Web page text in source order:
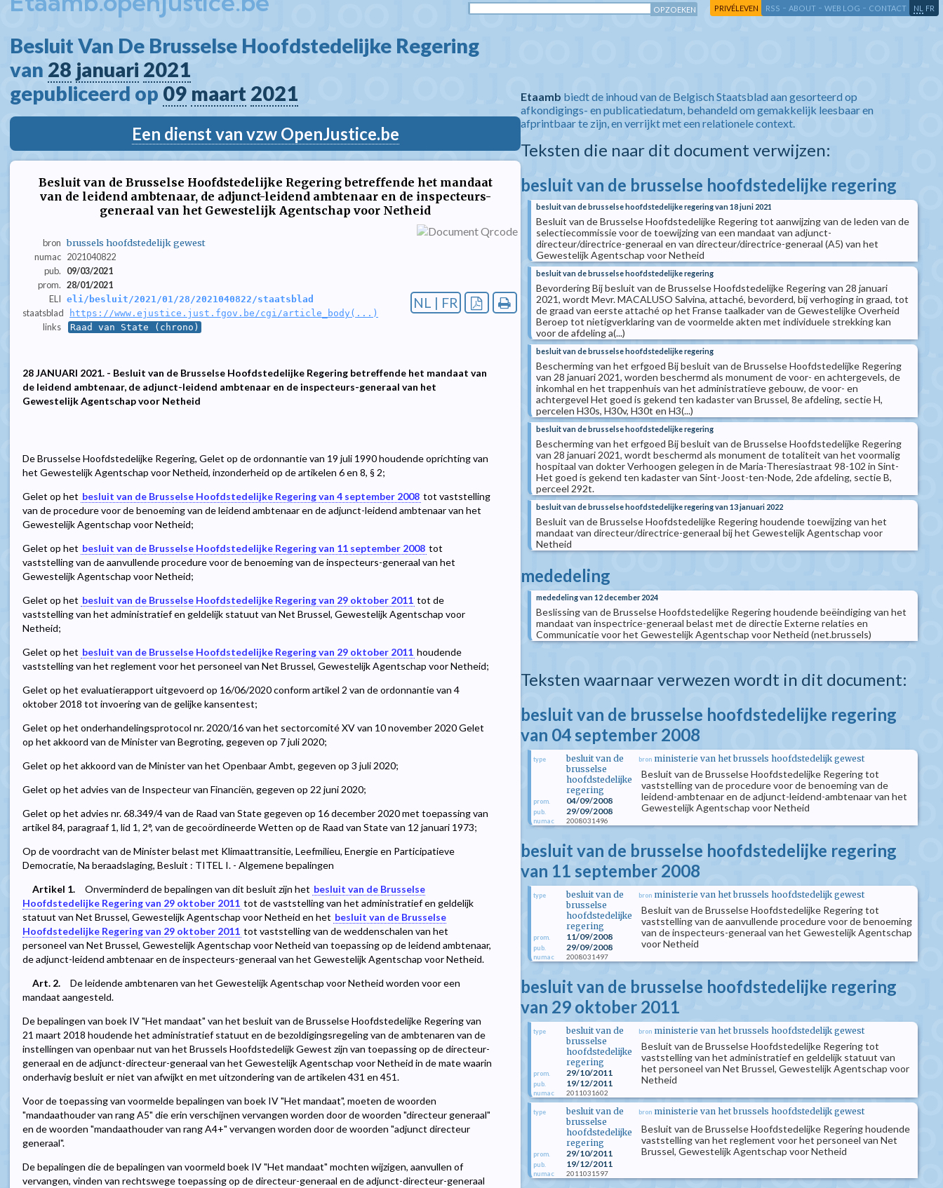
PRIVÉLEVEN RSS - ABOUT - WEB LOG - CONTACT NL FR
Besluit Van De Brusselse Hoofdstedelijke Regering
van 28 januari 2021
gepubliceerd op 09 maart 2021
Een dienst van vzw OpenJustice.be
Besluit van de Brusselse Hoofdstedelijke Regering betreffende het mandaat
van de leidend ambtenaar, de adjunct-leidend ambtenaar en de inspecteurs-
generaal van het Gewestelijk Agentschap voor Netheid
bron brussels hoofdstedelijk gewest
numac 2021040822
pub.
09/03/2021
prom. 28/01/2021
ELI eli/besluit/2021/01/28/2021040822/staatsblad
staatsblad https://www.ejustice.just.fgov.be/cgi/article_body(...)
links Raad van State (chrono)
NL | FR
28 JANUARI 2021. - Besluit van de Brusselse Hoofdstedelijke Regering betreffende het mandaat van
de leidend ambtenaar, de adjunct-leidend ambtenaar en de inspecteurs-generaal van het
Gewestelijk Agentschap voor Netheid
De Brusselse Hoofdstedelijke Regering, Gelet op de ordonnantie van 19 juli 1990 houdende oprichting van
het Gewestelijk Agentschap voor Netheid, inzonderheid op de artikelen 6 en 8, § 2;
Gelet op het besluit van de Brusselse Hoofdstedelijke Regering van 4 september 2008 tot vaststelling
van de procedure voor de benoeming van de leidend ambtenaar en de adjunct-leidend ambtenaar van het
Gewestelijk Agentschap voor Netheid;
Gelet op het besluit van de Brusselse Hoofdstedelijke Regering van 11 september 2008 tot
vaststelling van de aanvullende procedure voor de benoeming van de inspecteurs-generaal van het
Gewestelijk Agentschap voor Netheid;
Gelet op het besluit van de Brusselse Hoofdstedelijke Regering van 29 oktober 2011 tot de
vaststelling van het administratief en geldelijk statuut van Net Brussel, Gewestelijk Agentschap voor
Netheid;
Gelet op het besluit van de Brusselse Hoofdstedelijke Regering van 29 oktober 2011 houdende
vaststelling van het reglement voor het personeel van Net Brussel, Gewestelijk Agentschap voor Netheid;
Gelet op het evaluatierapport uitgevoerd op 16/06/2020 conform artikel 2 van de ordonnantie van 4
oktober 2018 tot invoering van de gelijke kansentest;
Gelet op het onderhandelingsprotocol nr. 2020/16 van het sectorcomité XV van 10 november 2020 Gelet
op het akkoord van de Minister van Begroting, gegeven op 7 juli 2020;
Gelet op het akkoord van de Minister van het Openbaar Ambt, gegeven op 3 juli 2020;
Gelet op het advies van de Inspecteur van Financiën, gegeven op 22 juni 2020;
Gelet op het advies nr. 68.349/4 van de Raad van State gegeven op 16 december 2020 met toepassing van
artikel 84, paragraaf 1, lid 1, 2°, van de gecoördineerde Wetten op de Raad van State van 12 januari 1973;
Op de voordracht van de Minister belast met Klimaattransitie, Leefmilieu, Energie en Participatieve
Democratie, Na beraadslaging, Besluit : TITEL I. - Algemene bepalingen
Artikel 1.
Onverminderd de bepalingen van dit besluit zijn het besluit van de Brusselse
Hoofdstedelijke Regering van 29 oktober 2011 tot de vaststelling van het administratief en geldelijk
statuut van Net Brussel, Gewestelijk Agentschap voor Netheid en het besluit van de Brusselse
Hoofdstedelijke Regering van 29 oktober 2011 tot vaststelling van de weddenschalen van het
personeel van Net Brussel, Gewestelijk Agentschap voor Netheid van toepassing op de leidend ambtenaar,
de adjunct-leidend ambtenaar en de inspecteurs-generaal van het Gewestelijk Agentschap voor Netheid.
Art. 2.
De leidende ambtenaren van het Gewestelijk Agentschap voor Netheid worden voor een
mandaat aangesteld.
De bepalingen van boek IV "Het mandaat" van het besluit van de Brusselse Hoofdstedelijke Regering van
21 maart 2018 houdende het administratief statuut en de bezoldigingsregeling van de ambtenaren van de
instellingen van openbaar nut van het Brussels Hoofdstedelijk Gewest zijn van toepassing op de directeur-
generaal en de adjunct-directeur-generaal van het Gewestelijk Agentschap voor Netheid in de mate waarin
onderhavig besluit er niet van afwijkt en met uitzondering van de artikelen 431 en 451.
Voor de toepassing van voormelde bepalingen van boek IV "Het mandaat", moeten de woorden
"mandaathouder van rang A5" die erin verschijnen vervangen worden door de woorden "directeur generaal"
en de woorden "mandaathouder van rang A4+" vervangen worden door de woorden "adjunct directeur
generaal".
De bepalingen die de bepalingen van voormeld boek IV "Het mandaat" mochten wijzigen, aanvullen of
vervangen, vinden van rechtswege toepassing op de directeur-generaal en de adjunct-directeur-generaal
Etaamb biedt de inhoud van de Belgisch Staatsblad aan gesorteerd op
afkondigings- en publicatiedatum, behandeld om gemakkelijk leesbaar en
afprintbaar te zijn, en verrijkt met een relationele context.
Teksten die naar dit document verwijzen:
besluit van de brusselse hoofdstedelijke regering
besluit van de brusselse hoofdstedelijke regering van 18 juni 2021
Besluit van de Brusselse Hoofdstedelijke Regering tot aanwijzing van de leden van de
selectiecommissie voor de toewijzing van een mandaat van adjunct-
directeur/directrice-generaal en van directeur/directrice-generaal (A5) van het
Gewestelijk Agentschap voor Netheid
besluit van de brusselse hoofdstedelijke regering
Bevordering Bij besluit van de Brusselse Hoofdstedelijke Regering van 28 januari
2021, wordt Mevr. MACALUSO Salvina, attaché, bevorderd, bij verhoging in graad, tot
de graad van eerste attaché op het Franse taalkader van de Gewestelijke Overheid
Beroep tot nietigverklaring van de voormelde akten met individuele strekking kan
voor de afdeling a(...)
besluit van de brusselse hoofdstedelijke regering
Bescherming van het erfgoed Bij besluit van de Brusselse Hoofdstedelijke Regering
van 28 januari 2021, worden beschermd als monument de voor- en achtergevels, de
inkomhal en het trappenhuis van het administratieve gebouw, de voor- en
achtergevel Het goed is gekend ten kadaster van Brussel, 8e afdeling, sectie H,
percelen H30s, H30v, H30t en H3(...)
besluit van de brusselse hoofdstedelijke regering
Bescherming van het erfgoed Bij besluit van de Brusselse Hoofdstedelijke Regering
van 28 januari 2021, wordt beschermd als monument de totaliteit van het voormalig
hospitaal van dokter Verhoogen gelegen in de Maria-Theresiastraat 98-102 in Sint-
Het goed is gekend ten kadaster van Sint-Joost-ten-Node, 2de afdeling, sectie B,
perceel 292t.
besluit van de brusselse hoofdstedelijke regering van 13 januari 2022
Besluit van de Brusselse Hoofdstedelijke Regering houdende toewijzing van het
mandaat van directeur/directrice-generaal bij het Gewestelijk Agentschap voor
Netheid
mededeling
mededeling van 12 december 2024
Beslissing van de Brusselse Hoofdstedelijke Regering houdende beëindiging van het
mandaat van inspectrice-generaal belast met de directie Externe relaties en
Communicatie voor het Gewestelijk Agentschap voor Netheid (net.brussels)
Teksten waarnaar verwezen wordt in dit document:
besluit van de brusselse hoofdstedelijke regering
van 04 september 2008
type
besluit van de
brusselse
hoofdstedelijke
regering
prom. 04/09/2008
pub. 29/09/2008
numac 2008031496
bron ministerie van het brussels hoofdstedelijk gewest
Besluit van de Brusselse Hoofdstedelijke Regering tot
vaststelling van de procedure voor de benoeming van de
leidend-ambtenaar en de adjunct-leidend-ambtenaar van het
Gewestelijk Agentschap voor Netheid
besluit van de brusselse hoofdstedelijke regering
van 11 september 2008
type
besluit van de
brusselse
hoofdstedelijke
regering
prom. 11/09/2008
pub. 29/09/2008
numac 2008031497
bron ministerie van het brussels hoofdstedelijk gewest
Besluit van de Brusselse Hoofdstedelijke Regering tot
vaststelling van de aanvullende procedure voor de benoeming
van de inspecteurs-generaal van het Gewestelijk Agentschap
voor Netheid
besluit van de brusselse hoofdstedelijke regering
van 29 oktober 2011
type
besluit van de
brusselse
hoofdstedelijke
regering
prom. 29/10/2011
pub. 19/12/2011
numac 2011031602
bron ministerie van het brussels hoofdstedelijk gewest
Besluit van de Brusselse Hoofdstedelijke Regering tot
vaststelling van het administratief en geldelijk statuut van
het personeel van Net Brussel, Gewestelijk Agentschap voor
Netheid
type
besluit van de
brusselse
hoofdstedelijke
regering
prom. 29/10/2011
pub. 19/12/2011
numac 2011031597
bron ministerie van het brussels hoofdstedelijk gewest
Besluit van de Brusselse Hoofdstedelijke Regering houdende
vaststelling van het reglement voor het personeel van Net
Brussel, Gewestelijk Agentschap voor Netheid